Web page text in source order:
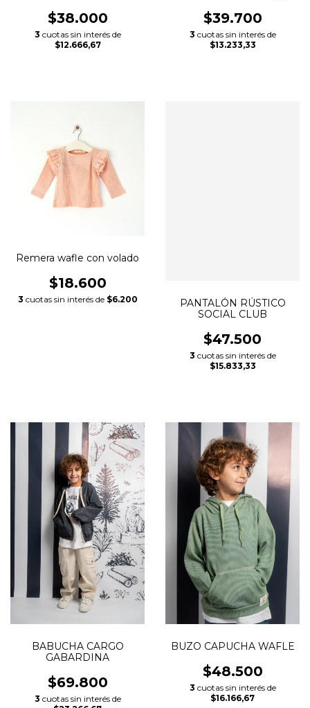
$38.000
3 cuotas sin interés de
$12.666,67
$39.700
3 cuotas sin interés de
$13.233,33
Remera wafle con volado
$18.600
3 cuotas sin interés de $6.200
PANTALÓN RÚSTICO
SOCIAL CLUB
$47.500
3 cuotas sin interés de
$15.833,33
BABUCHA CARGO
GABARDINA
$69.800
3 cuotas sin interés de
BUZO CAPUCHA WAFLE
$48.500
3 cuotas sin interés de
$16.166,67